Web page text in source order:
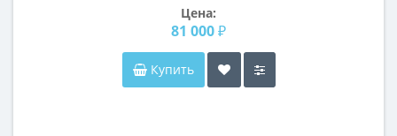
Цена:
81 000 ₽
Купить